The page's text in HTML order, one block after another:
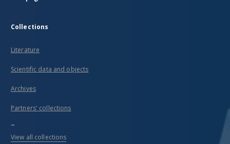
Collections
Literature
Scientific data and objects
Archives
Partners' collections
...
View all collections